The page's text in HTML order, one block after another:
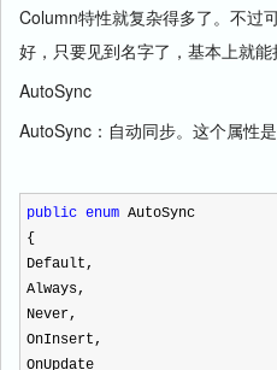
Column特性就复杂得多了。不过
好，只要见到名字了，基本上就能
AutoSync
AutoSync：自动同步。这个属性
public enum AutoSync
{
Default,
Always,
Never,
OnInsert,
OnUpdate